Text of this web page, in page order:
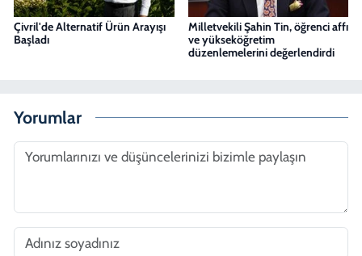
Çivril'de Alternatif Ürün Arayışı
Başladı
Milletvekili Şahin Tin, öğrenci affı
ve yükseköğretim
düzenlemelerini değerlendirdi
Yorumlar